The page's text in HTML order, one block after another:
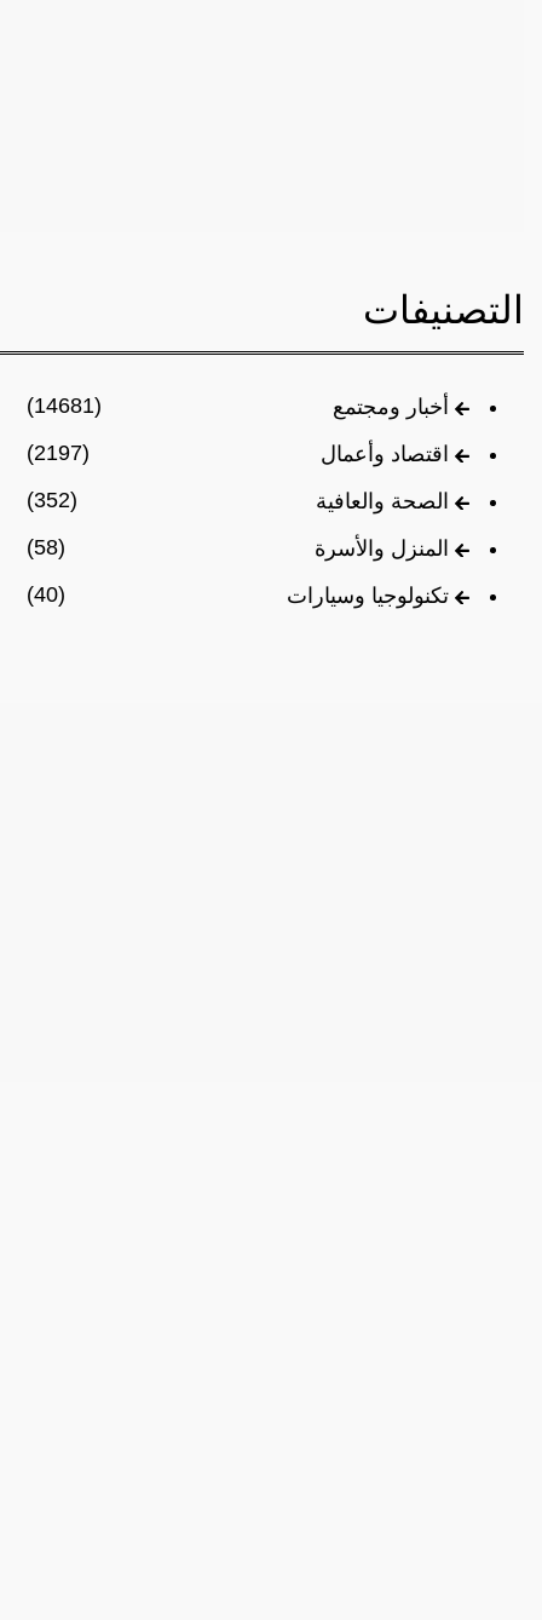
التصنيفات
أخبار ومجتمع
(14681)
اقتصاد وأعمال
(2197)
الصحة والعافية
(352)
المنزل والأسرة
(58)
تكنولوجيا وسيارات
(40)